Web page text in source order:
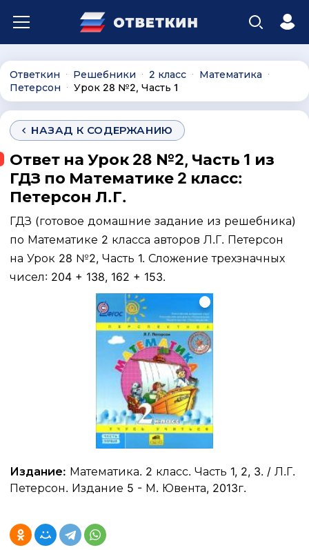
Ответкин ∙ Решебники ∙ 2 класс ∙ Математика ∙
Петерсон ∙ Урок 28 №2, Часть 1
НАЗАД К СОДЕРЖАНИЮ
Ответ на Урок 28 №2, Часть 1 из
ГДЗ по Математике 2 класс:
Петерсон Л.Г.
ГДЗ (готовое домашние задание из решебника)
по Математике 2 класса авторов Л.Г. Петерсон
на Урок 28 №2, Часть 1. Сложение трехзначных
чисел: 204 + 138, 162 + 153.
Издание: Математика. 2 класс. Часть 1, 2, 3. / Л.Г.
Петерсон. Издание 5 - М. Ювента, 2013г.